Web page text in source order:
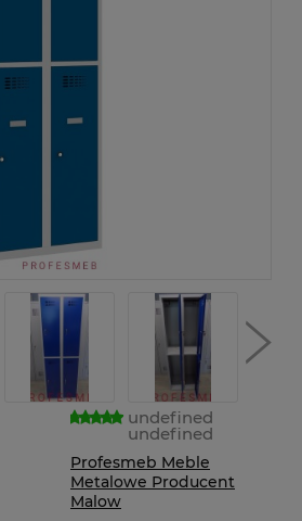
undefined
undefined
Profesmeb Meble
Metalowe Producent
Malow